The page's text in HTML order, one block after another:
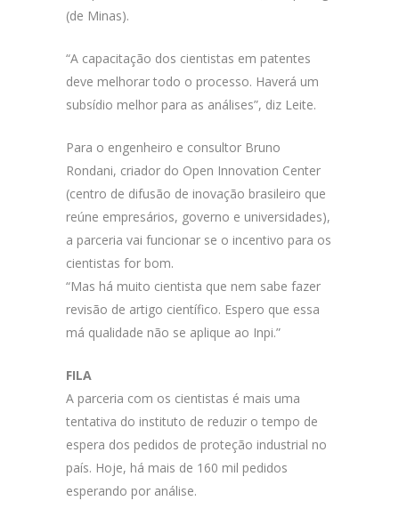
(de Minas).
“A capacitação dos cientistas em patentes
deve melhorar todo o processo. Haverá um
subsídio melhor para as análises”, diz Leite.
Para o engenheiro e consultor Bruno
Rondani, criador do Open Innovation Center
(centro de difusão de inovação brasileiro que
reúne empresários, governo e universidades),
a parceria vai funcionar se o incentivo para os
cientistas for bom.
“Mas há muito cientista que nem sabe fazer
revisão de artigo científico. Espero que essa
má qualidade não se aplique ao Inpi.”
FILA
A parceria com os cientistas é mais uma
tentativa do instituto de reduzir o tempo de
espera dos pedidos de proteção industrial no
país. Hoje, há mais de 160 mil pedidos
esperando por análise.